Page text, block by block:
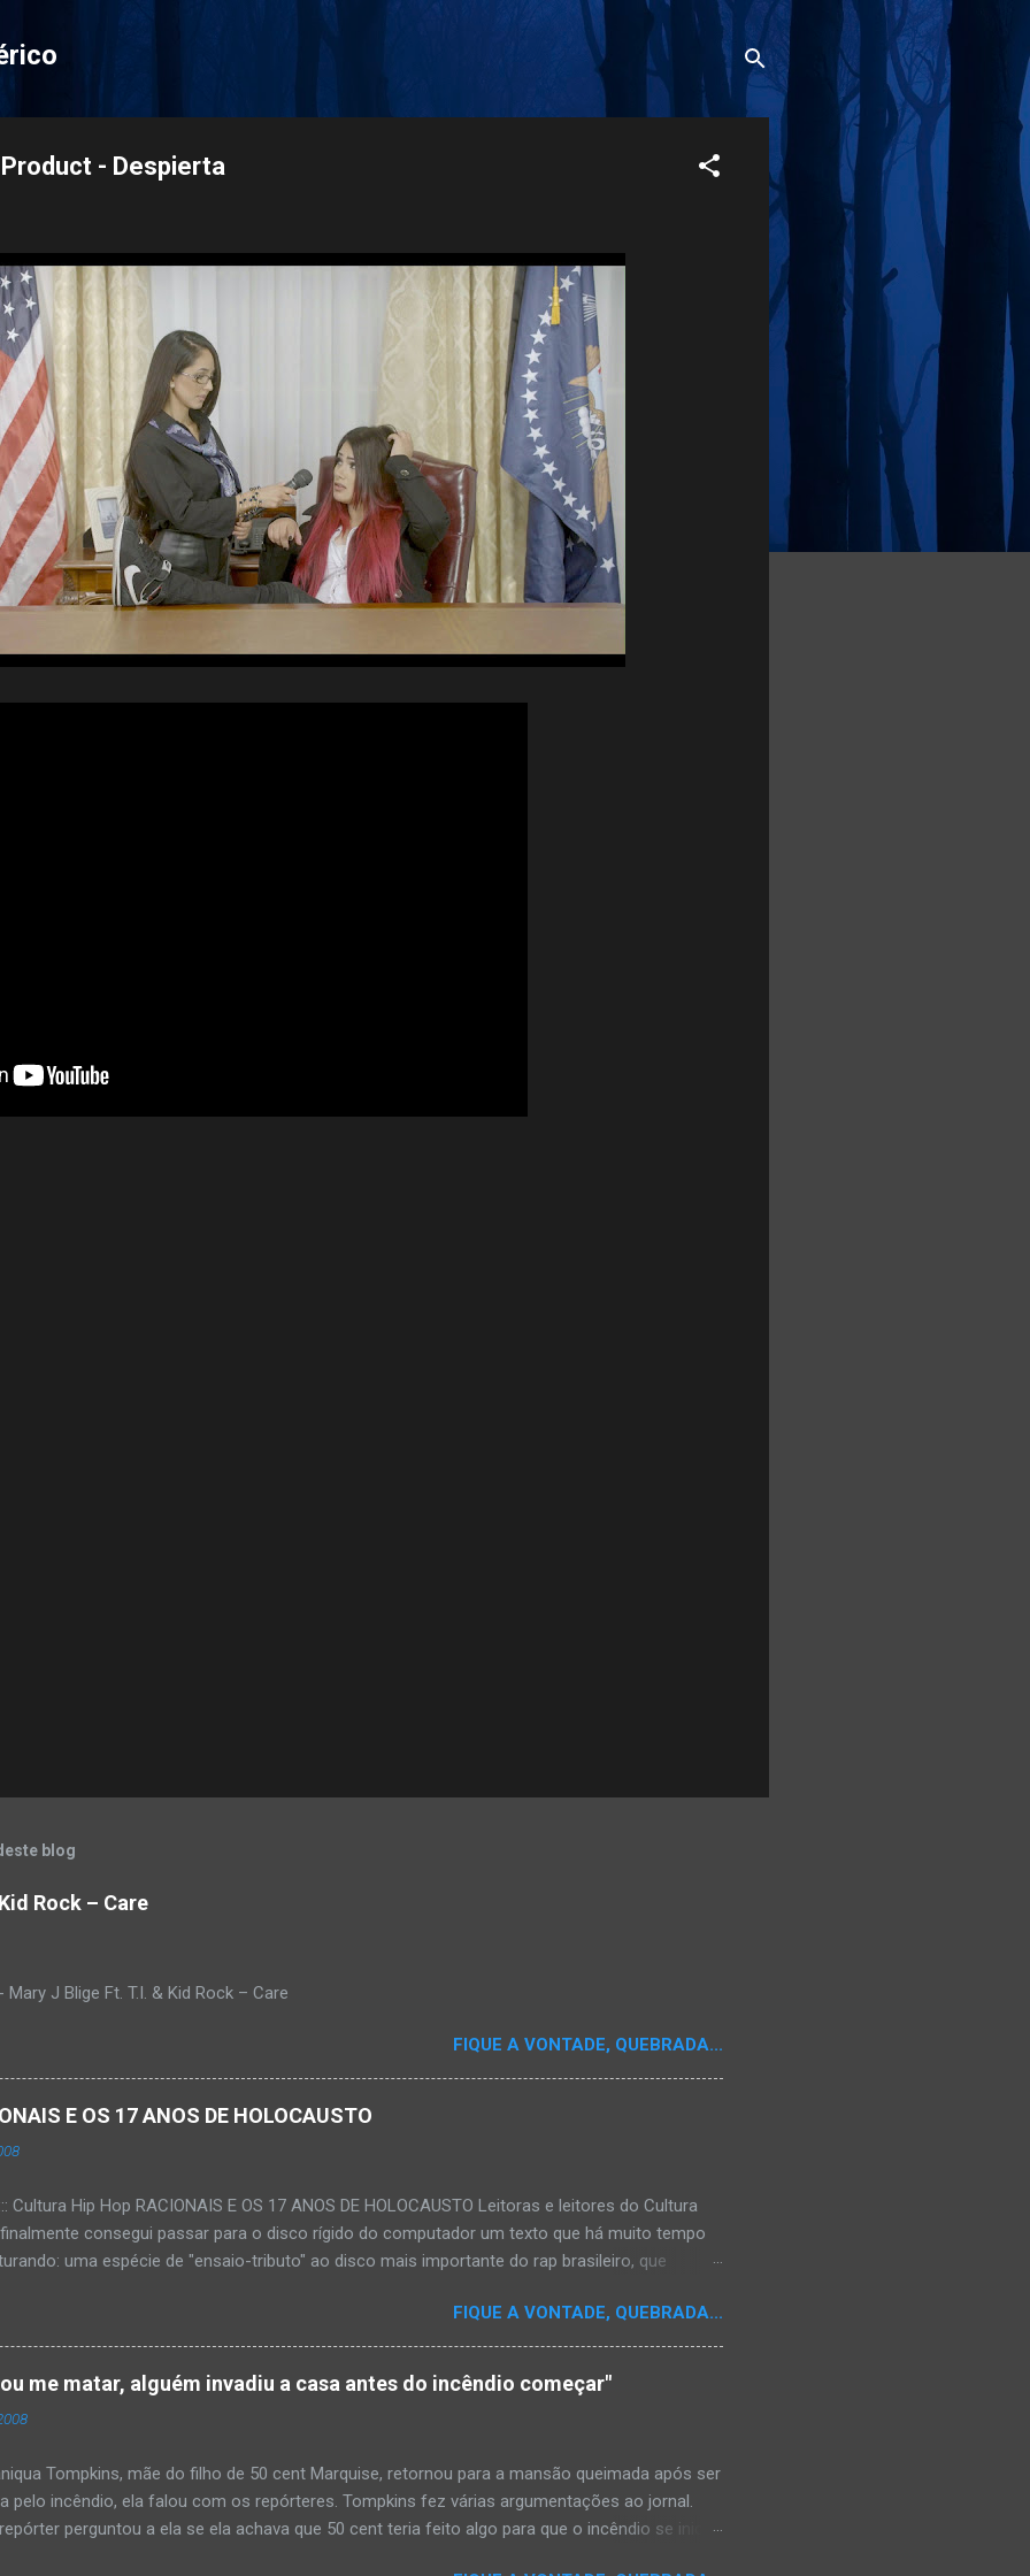
Product - Despierta
blog
Rock – Care
Mary J Blige Ft. T.I. & Kid Rock – Care
FIQUE A VONTADE, QUEBRADA...
E OS 17 ANOS DE HOLOCAUSTO
Cultura Hip Hop RACIONAIS E OS 17 ANOS DE HOLOCAUSTO Leitoras e leitores do Cultura
consegui passar para o disco rígido do computador um texto que há muito tempo
uma espécie de "ensaio-tributo" ao disco mais importante do rap brasileiro, que
costume, uma pequena digressão. É muito disseminada em nosso país a crença de que o
tem memória. Fala-se muito por aí que não cultuamos nossos antepassados nem nossa
sociocultural. No que diz respeito ao hip-hop, cabe a nós, formadores de opinião
responsáveis, tentar mudar essa trajetória de descaso e esquecimento. Assim, o sítio
Hop tornou-se mais um dos espaços de preservação e disseminação da rica história do
FIQUE A VONTADE, QUEBRADA...
me matar, alguém invadiu a casa antes do incêndio começar"
Tompkins, mãe do filho de 50 cent Marquise, retornou para a mansão queimada após ser
pelo incêndio, ela falou com os repórteres. Tompkins fez várias argumentações ao jornal.
perguntou a ela se ela achava que 50 cent teria feito algo para que o incêndio se inicia-